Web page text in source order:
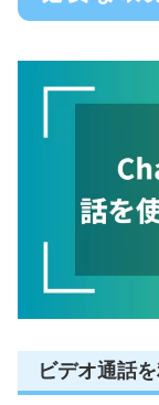
ビデオ通話